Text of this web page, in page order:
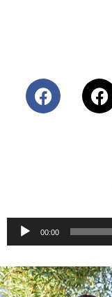
Reproductor
de
00:00